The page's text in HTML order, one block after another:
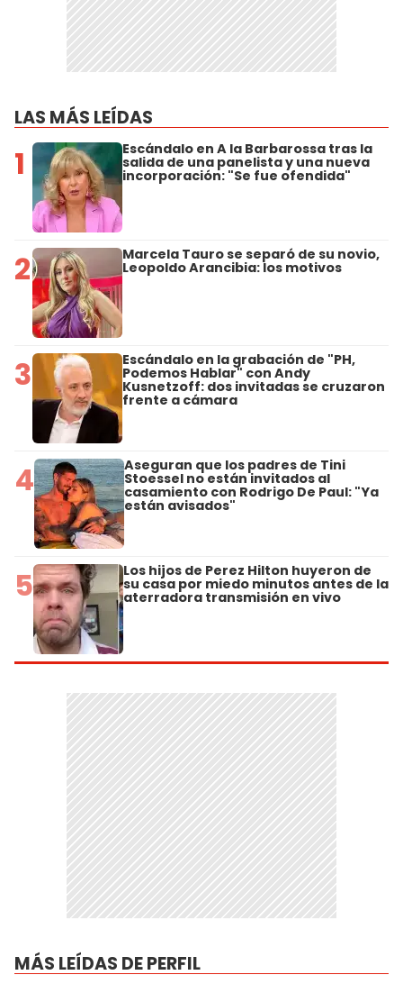
LAS MÁS LEÍDAS
1 Escándalo en A la Barbarossa tras la
salida de una panelista y una nueva
incorporación: "Se fue ofendida"
2 Marcela Tauro se separó de su novio,
Leopoldo Arancibia: los motivos
3 Escándalo en la grabación de "PH,
Podemos Hablar" con Andy
Kusnetzoff: dos invitadas se cruzaron
frente a cámara
4 Aseguran que los padres de Tini
Stoessel no están invitados al
casamiento con Rodrigo De Paul: "Ya
están avisados"
5 Los hijos de Perez Hilton huyeron de
su casa por miedo minutos antes de la
aterradora transmisión en vivo
MÁS LEÍDAS DE PERFIL